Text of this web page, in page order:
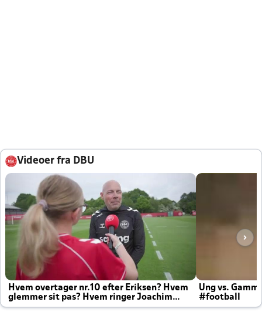
Videoer fra DBU
Hvem overtager nr.10 efter Eriksen? Hvem
glemmer sit pas? Hvem ringer Joachim
altid til efter kampe?
Ung vs.
#football